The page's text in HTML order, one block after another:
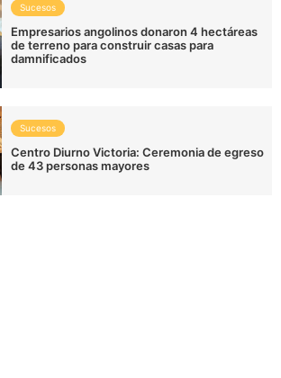
Sucesos
Empresarios angolinos donaron 4 hectáreas
de terreno para construir casas para
damnificados
Sucesos
Centro Diurno Victoria: Ceremonia de egreso
de 43 personas mayores